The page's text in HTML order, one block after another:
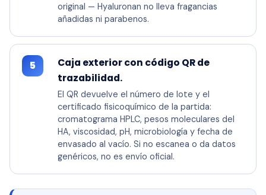
original — Hyaluronan no lleva fragancias
añadidas ni parabenos.
5
Caja exterior con código QR de
trazabilidad.
El QR devuelve el número de lote y el
certificado fisicoquímico de la partida:
cromatograma HPLC, pesos moleculares del
HA, viscosidad, pH, microbiología y fecha de
envasado al vacío. Si no escanea o da datos
genéricos, no es envío oficial.